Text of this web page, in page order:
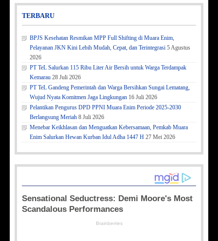
TERBARU
BPJS Kesehatan Resmikan MPP Full Shifting di Muara Enim,
Pelayanan JKN Kini Lebih Mudah, Cepat, dan Terintegrasi 5 Agustus
2026
PT TeL Salurkan 115 Ribu Liter Air Bersih untuk Warga Terdampak
Kemarau 28 Juli 2026
PT TeL Gandeng Pemerintah dan Warga Bersihkan Sungai Lematang,
Wujud Nyata Komitmen Jaga Lingkungan 16 Juli 2026
Pelantikan Pengurus DPD PPNI Muara Enim Periode 2025-2030
Berlangsung Meriah 8 Juli 2026
Menebar Keikhlasan dan Menguatkan Kebersamaan, Pemkab Muara
Enim Salurkan Hewan Kurban Idul Adha 1447 H 27 Mei 2026